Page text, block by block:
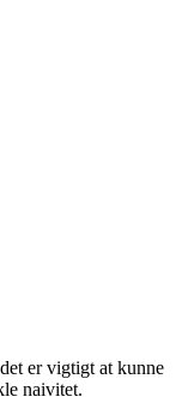
er vigtigt at kunne
naivitet.